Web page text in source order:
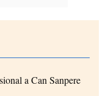
a Can Sanpere